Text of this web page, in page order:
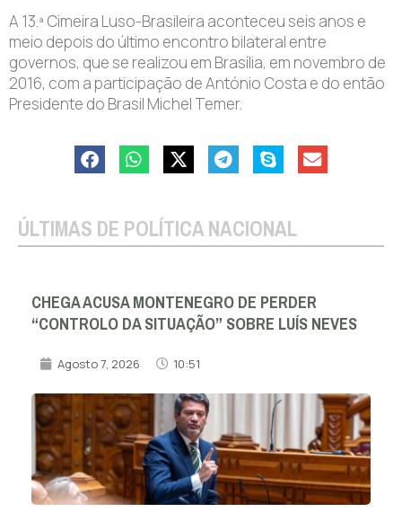
A 13.ª Cimeira Luso-Brasileira aconteceu seis anos e
meio depois do último encontro bilateral entre
governos, que se realizou em Brasília, em novembro de
2016, com a participação de António Costa e do então
Presidente do Brasil Michel Temer.
ÚLTIMAS DE POLÍTICA NACIONAL
CHEGA ACUSA MONTENEGRO DE PERDER
“CONTROLO DA SITUAÇÃO” SOBRE LUÍS NEVES
Agosto 7, 2026 10:51